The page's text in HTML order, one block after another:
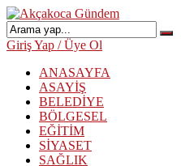
Giriş Yap / Üye Ol
ANASAYFA
ASAYİŞ
BELEDİYE
BÖLGESEL
EĞİTİM
SİYASET
SAĞLIK